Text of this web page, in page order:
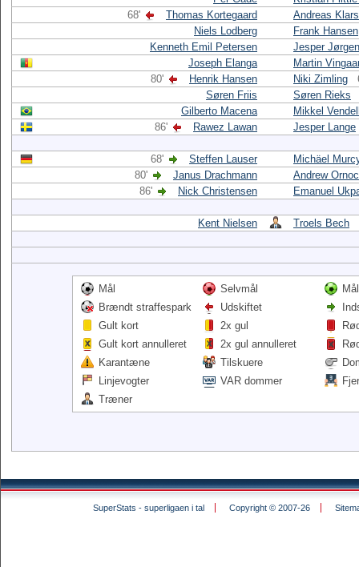
68'
Thomas Kortegaard
Andreas
Niels Lodberg
Frank Hansen
Kenneth Emil Petersen
Jesper
Joseph Elanga
Martin
80'
Henrik Hansen Niki Zimling
Søren Friis
Søren Rieks
Gilberto Macena
Mikkel
86'
Rawez Lawan Jesper Lange
68' Steffen Lauser
Michäel
80'
Janus Drachmann
Andrew
86'
Nick Christensen Emanuel
Kent Nielsen Troels Bech
Mål Selvmål
Brændt straffespark
Udskiftet
Gult kort
2x gul
Gult kort annulleret
2x gul annulleret
Karantæne
Tilskuere
Linjevogter
VAR dommer
Træner
SuperStats - superligaen i tal Copyright © 2007-26